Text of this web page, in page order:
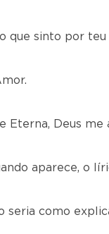
que sinto por
Eterna, Deus
aparece, o
seria como